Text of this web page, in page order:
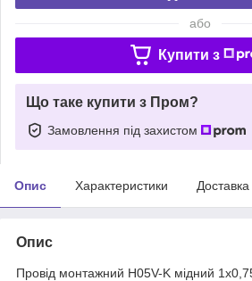
або
Купити з
Що таке купити з Пром?
Замовлення під захистом
Опис Характеристики Доставка
Опис
Провід монтажний H05V-K мідний